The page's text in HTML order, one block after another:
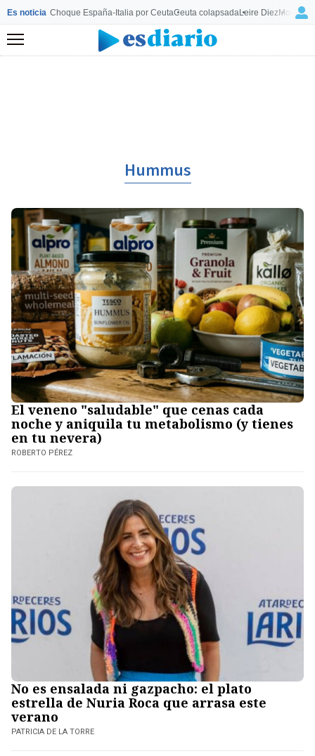
Es noticia Choque España-Italia por CeutaCeuta colapsadaLeire Diez
Menú
Hummus
El veneno "saludable" que cenas cada
noche y aniquila tu metabolismo (y tienes
en tu nevera)
ROBERTO PÉREZ
No es ensalada ni gazpacho: el plato
estrella de Nuria Roca que arrasa este
verano
PATRICIA DE LA TORRE